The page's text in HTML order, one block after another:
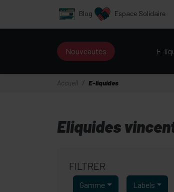
Blog Espace Solidaire
Nouveautés E-
Accueil E-liquides
Eliquides
FILTRER
Gamme Labels
Panneau de gestion des cookies